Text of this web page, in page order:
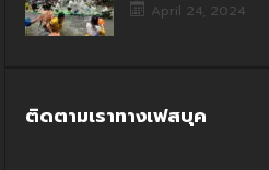
April 24, 2024
ติดตามเราทางเฟสบุค